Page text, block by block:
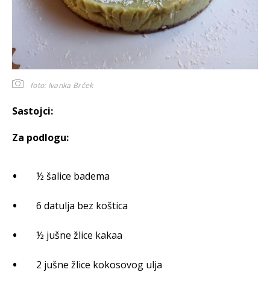
foto: Ivanka Brček
Sastojci:
Za podlogu:
½ šalice badema
6 datulja bez koštica
½ jušne žlice kakaa
2 jušne žlice kokosovog ulja